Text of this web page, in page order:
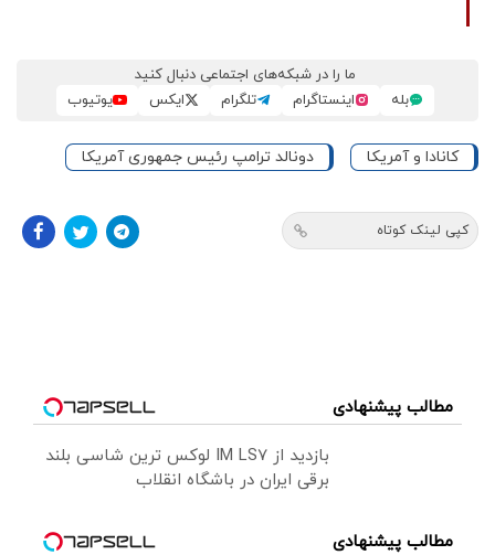
ما را در شبکه‌های اجتماعی دنبال کنید
بله
اینستاگرام تلگرام ایکس یوتیوب
کانادا و آمریکا دونالد ترامپ رئیس جمهوری آمریکا
کپی لینک کوتاه
مطالب پیشنهادی
بازدید از IM LS7 لوکس ترین شاسی بلند
برقی ایران در باشگاه انقلاب
مطالب پیشنهادی